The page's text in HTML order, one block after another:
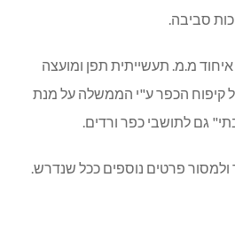
סביבה.
מ.מ. תעשייתית תפן ומועצה
קיפוח הכפר ע"י הממשלה על מנת
גם לתושבי כפר ורדים.
פרטים נוספים ככל שנדרש.